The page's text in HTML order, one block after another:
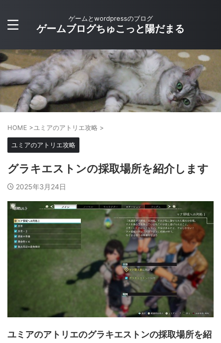
ゲームとwordpressのブログ
ゲームブログちゅこっと陽だまる
HOME >ユミアのアトリエ攻略 >
ユミアのアトリエ攻略
グラキエストンの採取場所を紹介します
2025年3月24日
ユミアのアトリエのグラキエストンの採取場所を紹